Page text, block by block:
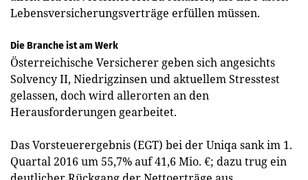
Lebensversicherungsverträge erfüllen müssen.
Die Branche ist am Werk
Österreichische Versicherer geben sich angesichts
Solvency II, Niedrigzinsen und aktuellem Stresstest
gelassen, doch wird allerorten an den
Herausforderungen gearbeitet.
Das Vorsteuerergebnis (EGT) bei der Uniqa sank im 1.
Quartal 2016 um 55,7% auf 41,6 Mio. €; dazu trug ein